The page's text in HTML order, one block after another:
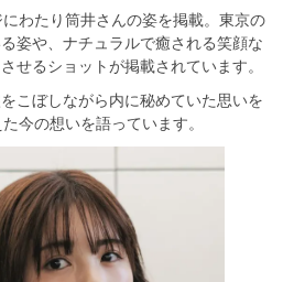
わたり筒井さんの姿を掲載。東京の
姿や、ナチュラルで癒される笑顔な
せるショットが掲載されています。
こぼしながら内に秘めていた思いを
今の想いを語っています。